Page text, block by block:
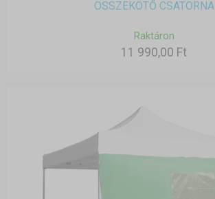
ÖSSZEKÖTŐ CSATORNA
Raktáron
11 990,00 Ft